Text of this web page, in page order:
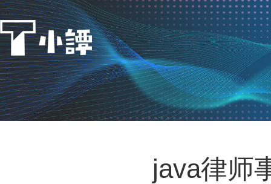
java律师